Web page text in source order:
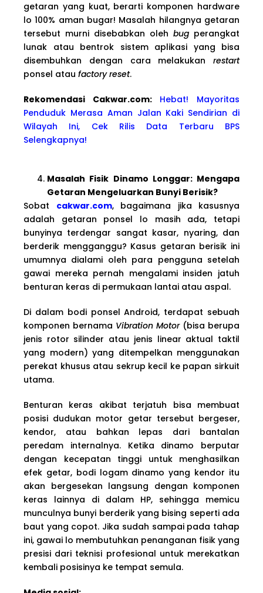
getaran yang kuat, berarti komponen hardware
lo 100% aman bugar! Masalah hilangnya getaran
tersebut murni disebabkan oleh bug perangkat
lunak atau bentrok sistem aplikasi yang bisa
disembuhkan dengan cara melakukan restart
ponsel atau factory reset.
Rekomendasi Cakwar.com: Hebat! Mayoritas
Penduduk Merasa Aman Jalan Kaki Sendirian di
Wilayah Ini, Cek Rilis Data Terbaru BPS
Selengkapnya!
Masalah Fisik Dinamo Longgar: Mengapa
Getaran Mengeluarkan Bunyi Berisik?
Sobat cakwar.com, bagaimana jika kasusnya
adalah getaran ponsel lo masih ada, tetapi
bunyinya terdengar sangat kasar, nyaring, dan
berderik mengganggu? Kasus getaran berisik ini
umumnya dialami oleh para pengguna setelah
gawai mereka pernah mengalami insiden jatuh
benturan keras di permukaan lantai atau aspal.
Di dalam bodi ponsel Android, terdapat sebuah
komponen bernama Vibration Motor(bisa berupa
jenis rotor silinder atau jenis linear aktual taktil
yang modern) yang ditempelkan menggunakan
perekat khusus atau sekrup kecil ke papan sirkuit
utama.
Benturan keras akibat terjatuh bisa membuat
posisi dudukan motor getar tersebut bergeser,
kendor, atau bahkan lepas dari bantalan
peredam internalnya. Ketika dinamo berputar
dengan kecepatan tinggi untuk menghasilkan
efek getar, bodi logam dinamo yang kendor itu
akan bergesekan langsung dengan komponen
keras lainnya di dalam HP, sehingga memicu
munculnya bunyi berderik yang bising seperti ada
baut yang copot. Jika sudah sampai pada tahap
ini, gawai lo membutuhkan penanganan fisik yang
presisi dari teknisi profesional untuk merekatkan
kembali posisinya ke tempat semula.